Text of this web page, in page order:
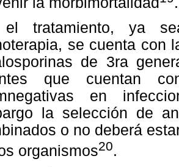
tratamiento, ya
se cuenta con
de 3ra
que cuentan
en
la selección de
o no deberá
organismos20.